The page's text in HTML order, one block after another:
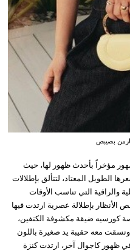
كارمن بصيبص
مؤخراً بأحدث ظهور لها، حيث
الطويل المعتاد، لتتألق بإطلالات
والراقية التي تناسب الأوقات
الأنظار بإطلالة عصرية ارتدت فيها
كورسيه ضيقة مكشوفة الكتفين،
معه حقيبة يد صغيرة باللون
ظهور كاجوال آخر، ارتدت كنزة